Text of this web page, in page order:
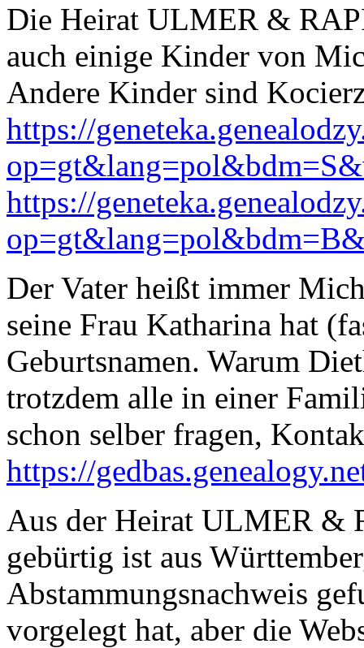
Die Heirat ULMER &
auch einige Kinder von
Andere Kinder sind
https://
https://
Der Vater heißt immer
seine Frau Katharina hat
Geburtsnamen. Warum
trotzdem alle in einer
schon selber fragen,
https://
Aus der Heirat ULMER &
gebürtig ist aus
Abstammungsnachweis
vorgelegt hat, aber die